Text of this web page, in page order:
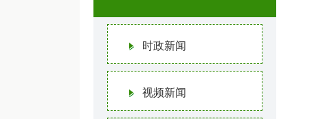
时政新闻
视频新闻